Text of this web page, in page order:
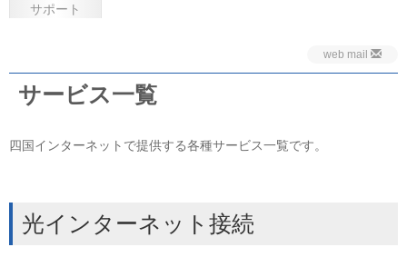
サポート
web mail
サービス一覧
四国インターネットで提供する各種サービス一覧です。
光インターネット接続